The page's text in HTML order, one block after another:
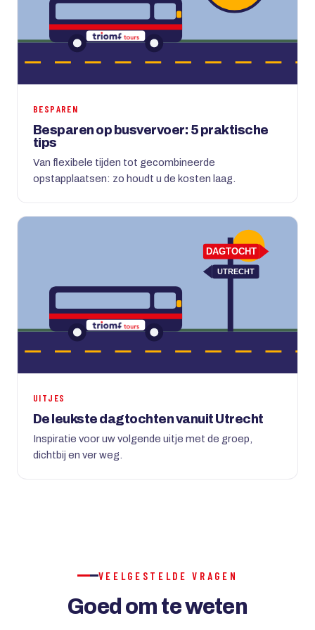
BESPAREN
Besparen op busvervoer: 5 praktische
tips
Van flexibele tijden tot gecombineerde
opstapplaatsen: zo houdt u de kosten laag.
UITJES
De leukste dagtochten vanuit Utrecht
Inspiratie voor uw volgende uitje met de groep,
dichtbij en ver weg.
VEELGESTELDE VRAGEN
Goed om te weten